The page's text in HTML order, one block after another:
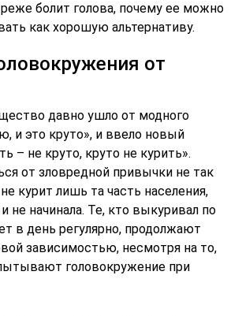
реже болит голова, почему ее можно
как хорошую альтернативу.
от
давно ушло от модного
и это круто», и ввело новый
– не круто, круто не курить».
от зловредной привычки не так
курит лишь та часть населения,
не начинала. Те, кто выкуривал по
в день регулярно, продолжают
зависимостью, несмотря на то,
головокружение при